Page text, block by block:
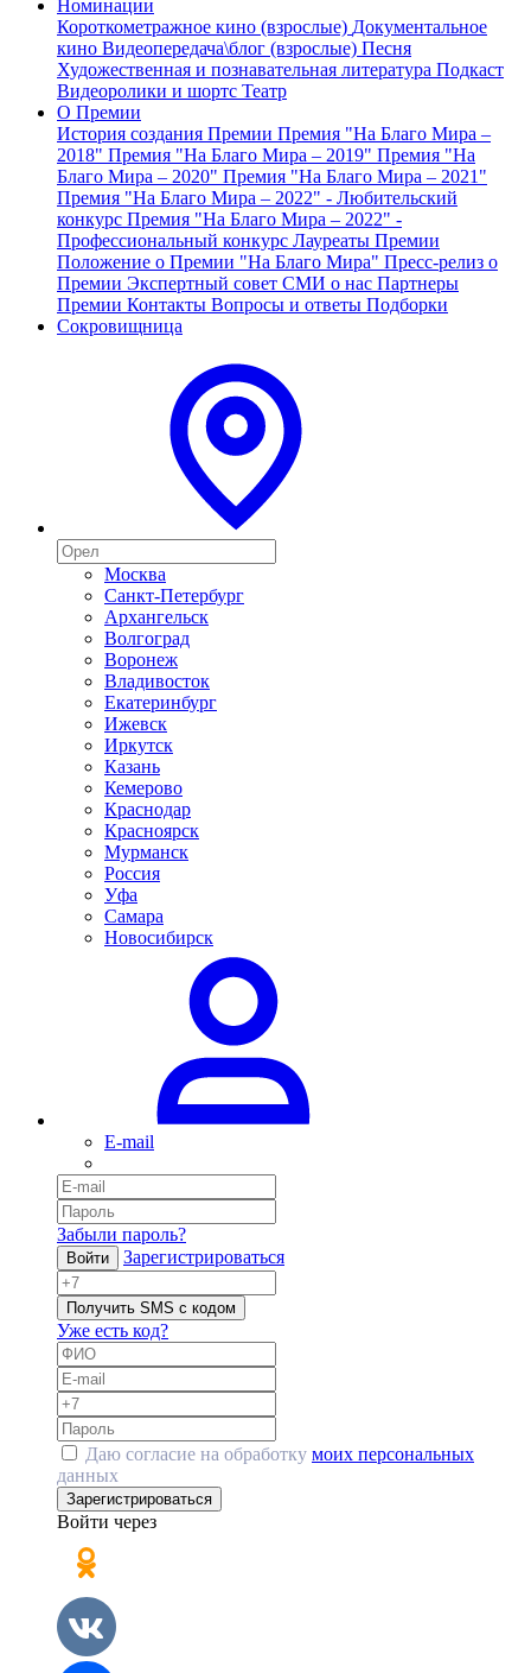
Номинации
Короткометражное кино (взрослые) Документальное
кино Видеопередача\блог (взрослые) Песня
Художественная и познавательная литература Подкаст
Видеоролики и шортс Театр
О Премии
История создания Премии Премия "На Благо Мира –
2018" Премия "На Благо Мира – 2019" Премия "На
Благо Мира – 2020" Премия "На Благо Мира – 2021"
Премия "На Благо Мира – 2022" - Любительский
конкурс Премия "На Благо Мира – 2022" -
Профессиональный конкурс Лауреаты Премии
Положение о Премии "На Благо Мира" Пресс-релиз о
Премии Экспертный совет СМИ о нас Партнеры
Премии Контакты Вопросы и ответы Подборки
Сокровищница
Москва
Санкт-Петербург
Архангельск
Волгоград
Воронеж
Владивосток
Екатеринбург
Ижевск
Иркутск
Казань
Кемерово
Краснодар
Красноярск
Мурманск
Россия
Уфа
Самара
Новосибирск
E-mail
Забыли пароль?
Войти Зарегистрироваться
Получить SMS с кодом
Уже есть код?
Даю согласие на обработку моих персональных
данных
Зарегистрироваться
Войти через